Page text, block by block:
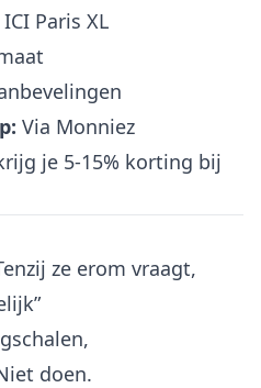
Paris XL
Via Monniez
je 5-15% korting bij
ze erom vraagt,
doen.